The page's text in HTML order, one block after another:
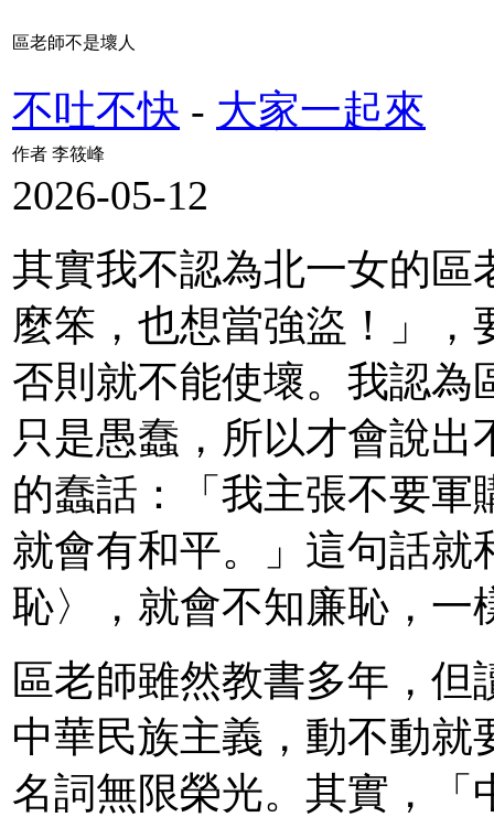
區老師不是壞人
不吐不快 - 大家一起來
作者 李筱峰
2026-05-12
其實我不認為北一女的區
麼笨，也想當強盜！」
否則就不能使壞。我認為
只是愚蠢，所以才會說
的蠢話：「我主張不要軍
就會有和平。」這句話就
恥〉，就會不知廉恥，一
區老師雖然教書多年，
中華民族主義，動不動就
名詞無限榮光。其實，「